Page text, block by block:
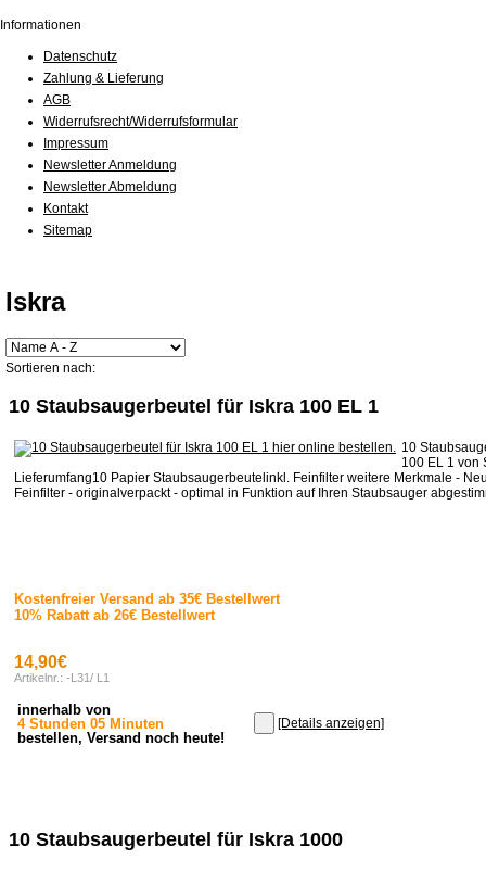
Informationen
Datenschutz
Zahlung & Lieferung
AGB
Widerrufsrecht/Widerrufsformular
Impressum
Newsletter Anmeldung
Newsletter Abmeldung
Kontakt
Sitemap
Iskra
Sortieren nach:
10 Staubsaugerbeutel für Iskra 100 EL 1
10
100 EL 1 von
Lieferumfang10 Papier Staubsaugerbeutelinkl. Feinfilter weitere Merkmale -
Feinfilter - originalverpackt - optimal in Funktion auf Ihren Staubsauger
Kostenfreier Versand ab 35€ Bestellwert
10% Rabatt ab 26€ Bestellwert
14,90€
Artikelnr.: -L31/ L1
innerhalb von
4 Stunden 05 Minuten
bestellen, Versand noch heute!
[Details anzeigen]
10 Staubsaugerbeutel für Iskra 1000